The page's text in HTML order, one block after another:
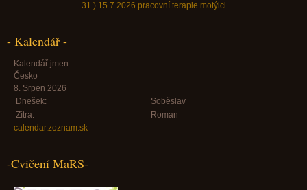
31.) 15.7.2026 pracovní terapie motýlci
- Kalendář -
Kalendář jmen
Česko
8. Srpen 2026
Dnešek:
Soběslav
Zítra:
Roman
calendar.zoznam.sk
-Cvičení MaRS-